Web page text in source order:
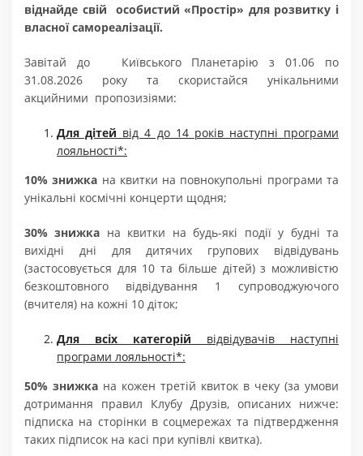
віднайде свій особистий «Простір» для розвитку і
власної самореалізації.
Завітай до Київського Планетарію з 01.06 по
31.08.2026 року та скористайся унікальними
акцийними пропозизіями:
Для дітей від 4 до 14 років наступні програми
лояльності*:
10% знижка на квитки на повнокупольні програми та
унікальні космічні концерти щодня;
30% знижка на квитки на будь-які події у будні та
вихідні дні для дитячих групових відвідувань
(застосовується для 10 та більше дітей) з можливістю
безкоштовного відвідування 1 супроводжуючого
(вчителя) на кожні 10 діток;
Для всіх категорій відвідувачів наступні
програми лояльності*:
50% знижка на кожен третій квиток в чеку (за умови
дотримання правил Клубу Друзів, описаних нижче:
підписка на сторінки в соцмережах та підтвердження
таких підписок на касі при купівлі квитка).